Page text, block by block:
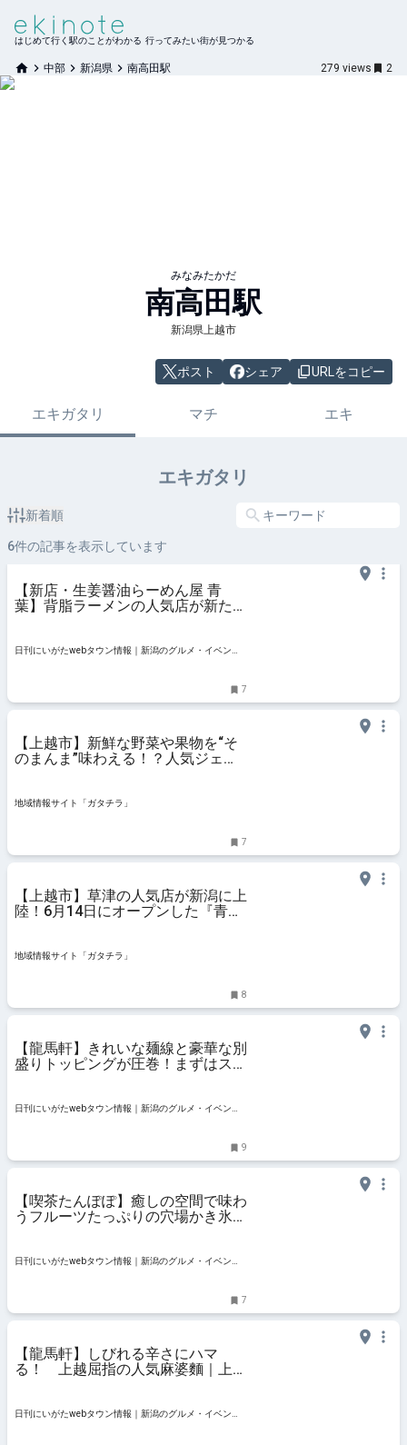
はじめて行く駅のことがわかる 行ってみたい街が見つかる
中部 新潟県 南高田駅 279 views 2
みなみたかだ
南高田駅
新潟県上越市
ポスト シェア URLをコピー
エキガタリ マチ エキ
エキガタリ
新着順
6件の記事を表示しています
【新店・生姜醤油らーめん屋 青
葉】背脂ラーメンの人気店が新たに
日刊にいがたwebタウン情報｜新潟のグルメ・イベン
7
【上越市】新鮮な野菜や果物を“そ
のまんま”味わえる！？人気ジェラ
フレーバーを食べに行こう！ - 地域
地域情報サイト「ガタチラ」
7
【上越市】草津の人気店が新潟に上
陸！6月14日にオープンした『青葉
きた♪ - 地域情報サイト「ガタチ
地域情報サイト「ガタチラ」
8
【龍馬軒】きれいな麺線と豪華な別
盛りトッピングが圧巻！まずはスー
日刊にいがたwebタウン情報｜新潟のグルメ・イベン
9
【喫茶たんぽぽ】癒しの空間で味わ
うフルーツたっぷりの穴場かき氷｜
日刊にいがたwebタウン情報｜新潟のグルメ・イベン
7
【龍馬軒】しびれる辛さにハマ
る！ 上越屈指の人気麻婆麵｜上越
日刊にいがたwebタウン情報｜新潟のグルメ・イベン